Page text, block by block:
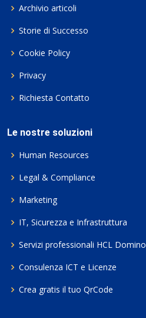
Archivio articoli
Storie di Successo
Cookie Policy
Privacy
Richiesta Contatto
Le nostre soluzioni
Human Resources
Legal & Compliance
Marketing
IT, Sicurezza e Infrastruttura
Servizi professionali HCL Domino
Consulenza ICT e Licenze
Crea gratis il tuo QrCode